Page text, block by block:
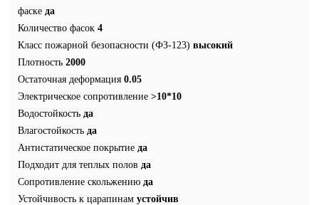
фаске да
Количество фасок 4
Класс пожарной безопасности (ФЗ-123) высокий
Плотность 2000
Остаточная деформация 0.05
Электрическое сопротивление >10*10
Водостойкость да
Влагостойкость да
Антистатическое покрытие да
Подходит для теплых полов да
Сопротивление скольжению да
Устойчивость к царапинам устойчив